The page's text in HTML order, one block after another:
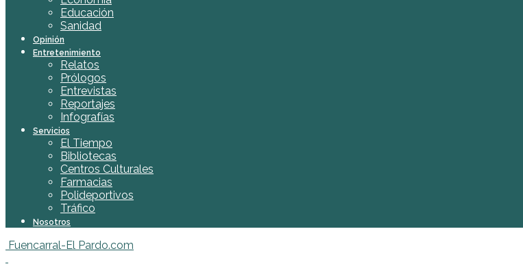
Educación
Sanidad
Opinión
Entretenimiento
Relatos
Prólogos
Entrevistas
Reportajes
Infografías
Servicios
El Tiempo
Bibliotecas
Centros Culturales
Farmacias
Polideportivos
Tráfico
Nosotros
Fuencarral-El Pardo.com